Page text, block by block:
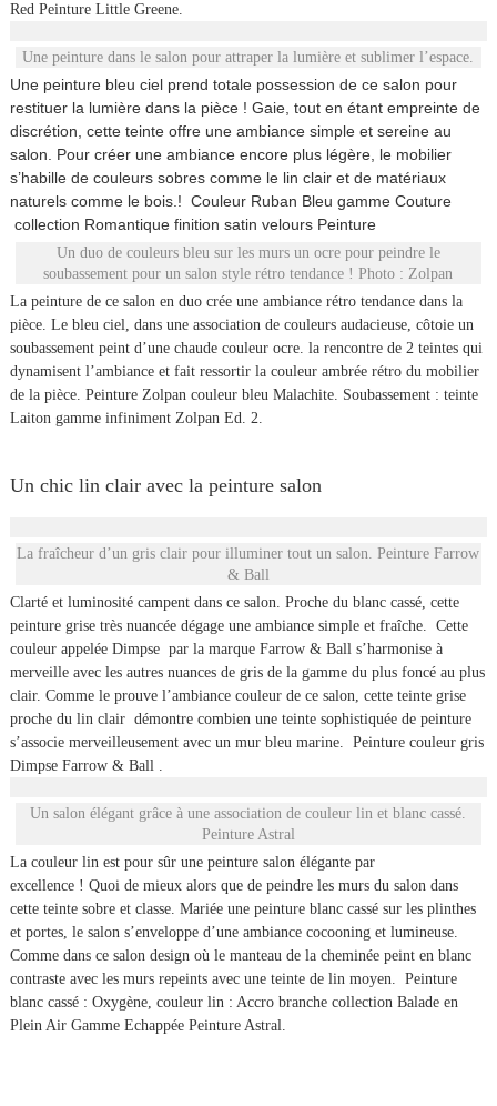
Red Peinture Little Greene.
Une peinture dans le salon pour attraper la lumière et sublimer l’espace.
Une peinture bleu ciel prend totale possession de ce salon pour
restituer la lumière dans la pièce ! Gaie, tout en étant empreinte de
discrétion, cette teinte offre une ambiance simple et sereine au
salon. Pour créer une ambiance encore plus légère, le mobilier
s’habille de couleurs sobres comme le lin clair et de matériaux
naturels comme le bois.! Couleur Ruban Bleu gamme Couture
collection Romantique finition satin velours Peinture
Un duo de couleurs bleu sur les murs un ocre pour peindre le
soubassement pour un salon style rétro tendance ! Photo : Zolpan
La peinture de ce salon en duo crée une ambiance rétro tendance dans la
pièce. Le bleu ciel, dans une association de couleurs audacieuse, côtoie un
soubassement peint d’une chaude couleur ocre. la rencontre de 2 teintes qui
dynamisent l’ambiance et fait ressortir la couleur ambrée rétro du mobilier
de la pièce. Peinture Zolpan couleur bleu Malachite. Soubassement : teinte
Laiton gamme infiniment Zolpan Ed. 2.
Un chic lin clair avec la peinture salon
La fraîcheur d’un gris clair pour illuminer tout un salon. Peinture Farrow
& Ball
Clarté et luminosité campent dans ce salon. Proche du blanc cassé, cette
peinture grise très nuancée dégage une ambiance simple et fraîche. Cette
couleur appelée Dimpse par la marque Farrow & Ball s’harmonise à
merveille avec les autres nuances de gris de la gamme du plus foncé au plus
clair. Comme le prouve l’ambiance couleur de ce salon, cette teinte grise
proche du lin clair démontre combien une teinte sophistiquée de peinture
s’associe merveilleusement avec un mur bleu marine. Peinture couleur gris
Dimpse Farrow & Ball .
Un salon élégant grâce à une association de couleur lin et blanc cassé.
Peinture Astral
La couleur lin est pour sûr une peinture salon élégante par
excellence ! Quoi de mieux alors que de peindre les murs du salon dans
cette teinte sobre et classe. Mariée une peinture blanc cassé sur les plinthes
et portes, le salon s’enveloppe d’une ambiance cocooning et lumineuse.
Comme dans ce salon design où le manteau de la cheminée peint en blanc
contraste avec les murs repeints avec une teinte de lin moyen. Peinture
blanc cassé : Oxygène, couleur lin : Accro branche collection Balade en
Plein Air Gamme Echappée Peinture Astral.